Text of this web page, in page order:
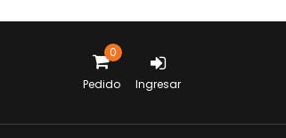
0
Pedido Ingresar